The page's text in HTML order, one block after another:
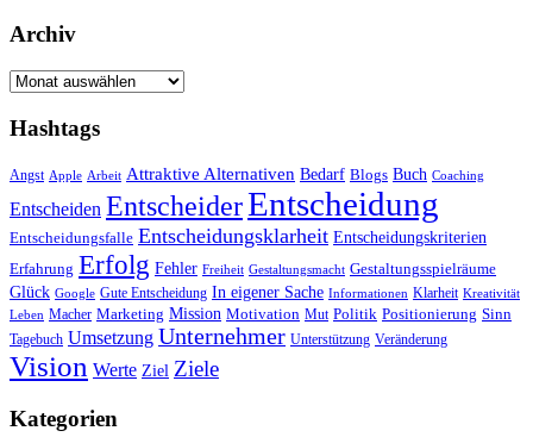
Archiv
Archiv
Hashtags
Angst Apple Arbeit Attraktive Alternativen Bedarf Blogs Buch Coaching
Entscheiden EntscheiderEntscheidung
Entscheidungsfalle Entscheidungsklarheit Entscheidungskriterien
Erfahrung Erfolg Fehler Freiheit Gestaltungsmacht Gestaltungsspielräume
Glück Google Gute Entscheidung In eigener Sache Informationen Klarheit Kreativität
Leben Macher Marketing Mission Motivation Mut Politik Positionierung Sinn
Tagebuch Umsetzung Unternehmer Unterstützung Veränderung
Vision Werte Ziel Ziele
Kategorien